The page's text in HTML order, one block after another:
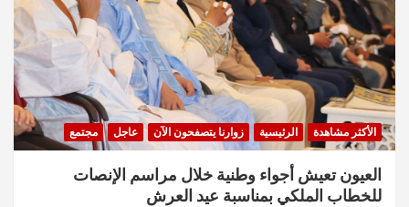
الأكثر مشاهدة الرئيسية زوارنا يتصفحون الآن عاجل مجتمع
العيون تعيش أجواء وطنية خلال مراسم الإنصات
للخطاب الملكي بمناسبة عيد العرش